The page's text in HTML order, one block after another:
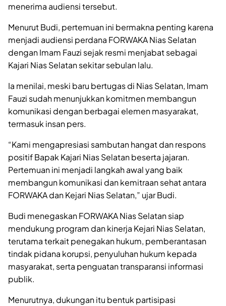
menerima audiensi tersebut.
Menurut Budi, pertemuan ini bermakna penting karena
menjadi audiensi perdana FORWAKA Nias Selatan
dengan Imam Fauzi sejak resmi menjabat sebagai
Kajari Nias Selatan sekitar sebulan lalu.
Ia menilai, meski baru bertugas di Nias Selatan, Imam
Fauzi sudah menunjukkan komitmen membangun
komunikasi dengan berbagai elemen masyarakat,
termasuk insan pers.
“Kami mengapresiasi sambutan hangat dan respons
positif Bapak Kajari Nias Selatan beserta jajaran.
Pertemuan ini menjadi langkah awal yang baik
membangun komunikasi dan kemitraan sehat antara
FORWAKA dan Kejari Nias Selatan,” ujar Budi.
Budi menegaskan FORWAKA Nias Selatan siap
mendukung program dan kinerja Kejari Nias Selatan,
terutama terkait penegakan hukum, pemberantasan
tindak pidana korupsi, penyuluhan hukum kepada
masyarakat, serta penguatan transparansi informasi
publik.
Menurutnya, dukungan itu bentuk partisipasi